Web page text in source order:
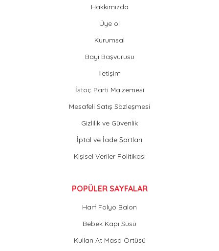
Hakkımızda
Üye ol
Kurumsal
Bayi Başvurusu
İletişim
İstoç Parti Malzemesi
Mesafeli Satış Sözleşmesi
Gizlilik ve Güvenlik
İptal ve İade Şartları
Kişisel Veriler Politikası
POPÜLER SAYFALAR
Harf Folyo Balon
Bebek Kapı Süsü
Kullan At Masa Örtüsü